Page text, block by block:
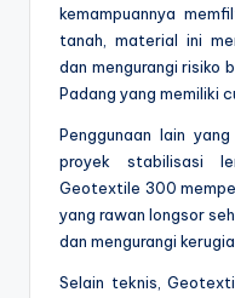
kemampuannya
tanah, material ini
dan mengurangi risiko
Padang yang memiliki
Penggunaan lain
proyek stabilisasi
Geotextile 300
yang rawan longsor
dan mengurangi
Selain teknis,